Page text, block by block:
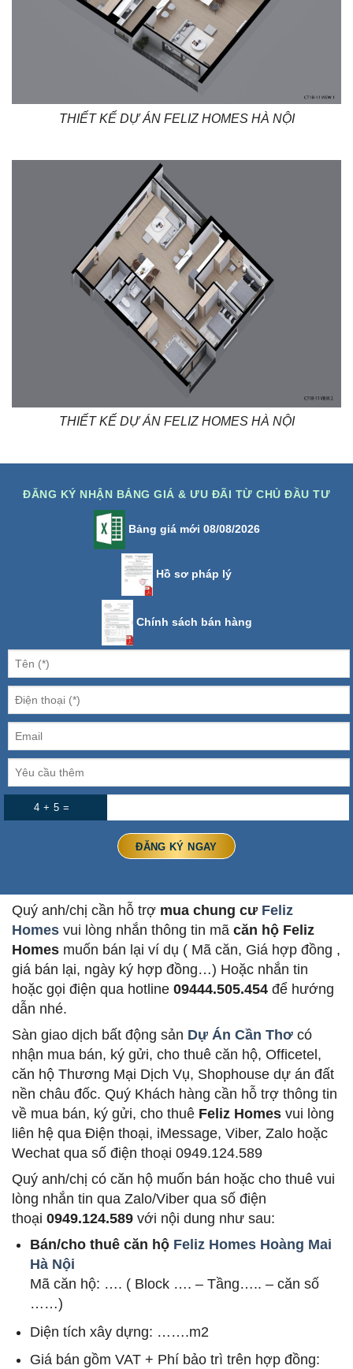
THIẾT KẾ DỰ ÁN FELIZ HOMES HÀ NỘI
THIẾT KẾ DỰ ÁN FELIZ HOMES HÀ NỘI
ĐĂNG KÝ NHẬN BẢNG GIÁ & ƯU ĐÃI TỪ CHỦ ĐẦU TƯ
Bảng giá mới 08/08/2026
Hồ sơ pháp lý
Chính sách bán hàng
4 + 5 =
Quý anh/chị cần hỗ trợ mua chung cư Feliz
Homes vui lòng nhắn thông tin mã căn hộ Feliz
Homes muốn bán lại ví dụ ( Mã căn, Giá hợp đồng ,
giá bán lại, ngày ký hợp đồng…) Hoặc nhắn tin
hoặc gọi điện qua hotline 09444.505.454 để hướng
dẫn nhé.
Sàn giao dịch bất động sản Dự Án Cần Thơ có
nhận mua bán, ký gửi, cho thuê căn hộ, Officetel,
căn hộ Thương Mại Dịch Vụ, Shophouse dự án đất
nền châu đốc. Quý Khách hàng cần hỗ trợ thông tin
về mua bán, ký gửi, cho thuê Feliz Homes vui lòng
liên hệ qua Điện thoại, iMessage, Viber, Zalo hoặc
Wechat qua số điện thoại 0949.124.589
Quý anh/chị có căn hộ muốn bán hoặc cho thuê vui
lòng nhắn tin qua Zalo/Viber qua số điện
thoại 0949.124.589 với nội dung như sau:
Bán/cho thuê căn hộ Feliz Homes Hoàng Mai
Hà Nội
Mã căn hộ: …. ( Block …. – Tầng….. – căn số
……)
Diện tích xây dựng: …….m2
Giá bán gồm VAT + Phí bảo trì trên hợp đồng: